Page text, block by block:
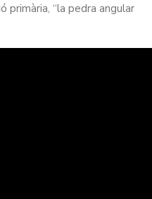
primària, “la pedra angular